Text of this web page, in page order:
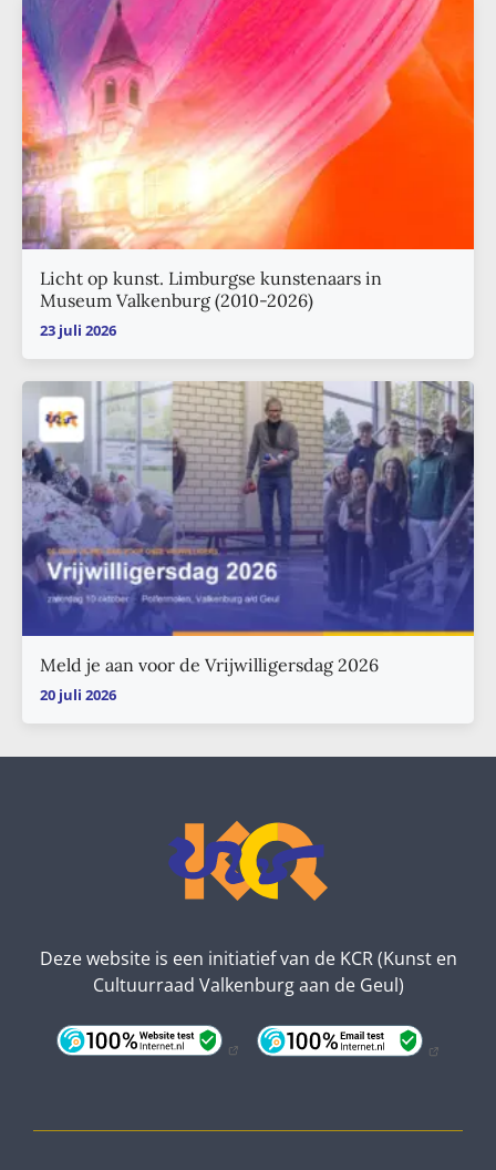
Licht op kunst. Limburgse kunstenaars in
Museum Valkenburg (2010-2026)
23 juli 2026
Meld je aan voor de Vrijwilligersdag 2026
20 juli 2026
Deze website is een initiatief van de KCR (Kunst en
Cultuurraad Valkenburg aan de Geul)